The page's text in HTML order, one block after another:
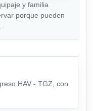
y familia
porque pueden
HAV - TGZ, con